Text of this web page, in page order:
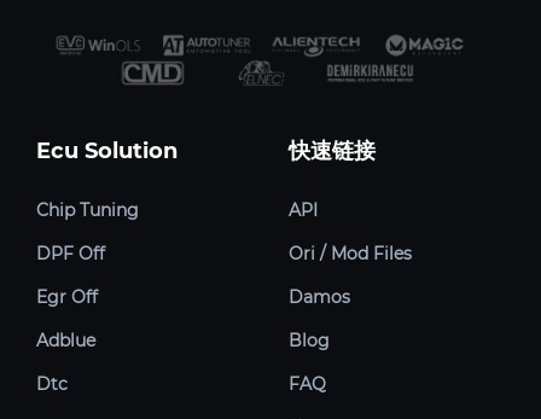
Ecu Solution
Chip Tuning
DPF Off
Egr Off
Adblue
Dtc
快速链接
API
Ori / Mod Files
Damos
Blog
FAQ